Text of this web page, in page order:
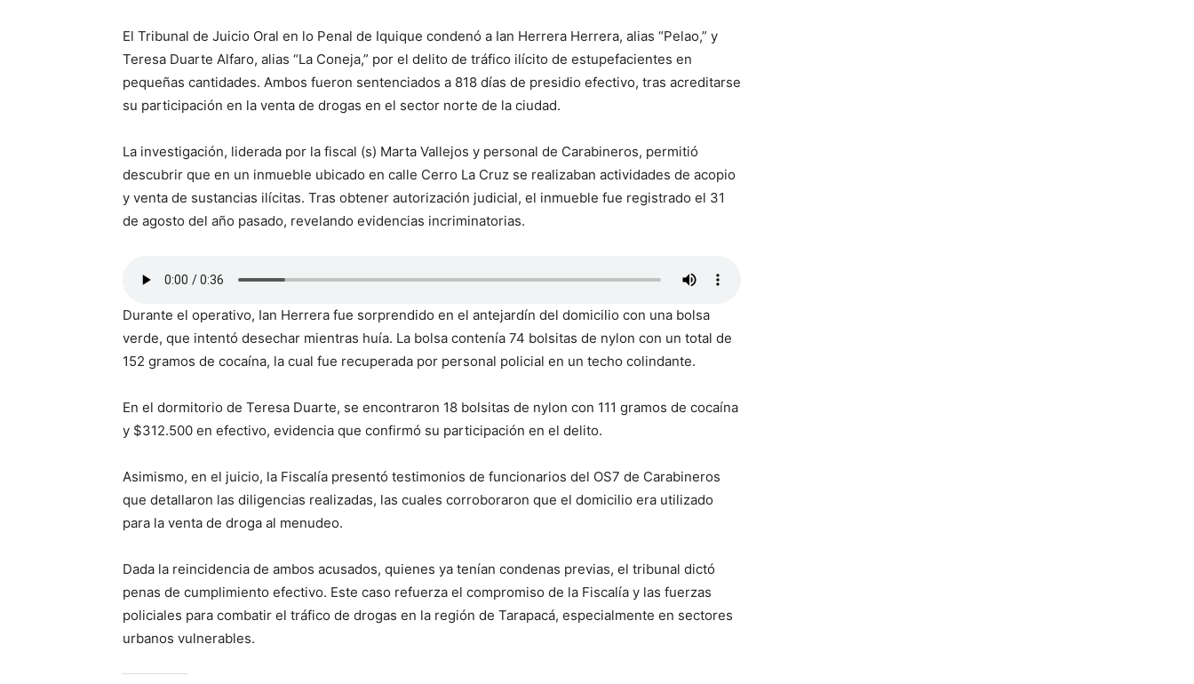
El Tribunal de Juicio Oral en lo Penal de Iquique condenó a Ian Herrera Herrera, alias “Pelao,” y
Teresa Duarte Alfaro, alias “La Coneja,” por el delito de tráfico ilícito de estupefacientes en
pequeñas cantidades. Ambos fueron sentenciados a 818 días de presidio efectivo, tras acreditarse
su participación en la venta de drogas en el sector norte de la ciudad.
La investigación, liderada por la fiscal (s) Marta Vallejos y personal de Carabineros, permitió
descubrir que en un inmueble ubicado en calle Cerro La Cruz se realizaban actividades de acopio
y venta de sustancias ilícitas. Tras obtener autorización judicial, el inmueble fue registrado el 31
de agosto del año pasado, revelando evidencias incriminatorias.
Durante el operativo, Ian Herrera fue sorprendido en el antejardín del domicilio con una bolsa
verde, que intentó desechar mientras huía. La bolsa contenía 74 bolsitas de nylon con un total de
152 gramos de cocaína, la cual fue recuperada por personal policial en un techo colindante.
En el dormitorio de Teresa Duarte, se encontraron 18 bolsitas de nylon con 111 gramos de cocaína
y $312.500 en efectivo, evidencia que confirmó su participación en el delito.
Asimismo, en el juicio, la Fiscalía presentó testimonios de funcionarios del OS7 de Carabineros
que detallaron las diligencias realizadas, las cuales corroboraron que el domicilio era utilizado
para la venta de droga al menudeo.
Dada la reincidencia de ambos acusados, quienes ya tenían condenas previas, el tribunal dictó
penas de cumplimiento efectivo. Este caso refuerza el compromiso de la Fiscalía y las fuerzas
policiales para combatir el tráfico de drogas en la región de Tarapacá, especialmente en sectores
urbanos vulnerables.